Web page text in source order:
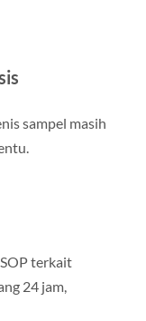
sampel masih
terkait
24 jam,